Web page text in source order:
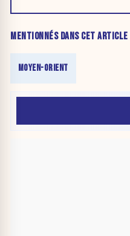
MENTIONNÉS DANS CET ARTICLE
MOYEN-ORIENT